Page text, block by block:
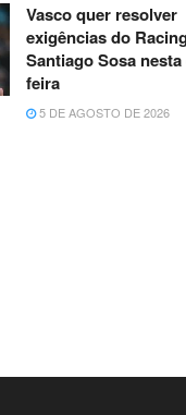
Vasco quer resolver
exigências do
Santiago Sosa
feira
5 DE AGOSTO DE 2026